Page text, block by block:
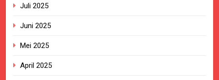
Juli 2025
Juni 2025
Mei 2025
April 2025